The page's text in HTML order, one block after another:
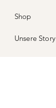
Shop
Unsere Story